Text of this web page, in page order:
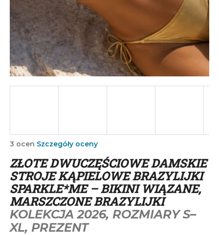
Średnia
produktu
wynosi
5,0
na
5
gwiazdek.
3 ocen Szczegóły oceny
ZŁOTE DWUCZĘŚCIOWE DAMSKIE
STROJE KĄPIELOWE BRAZYLIJKI
SPARKLE*ME – BIKINI WIĄZANE,
MARSZCZONE BRAZYLIJKI
KOLEKCJA 2026, ROZMIARY S–
XL, PREZENT
SZUKAJ
P
a
m
y